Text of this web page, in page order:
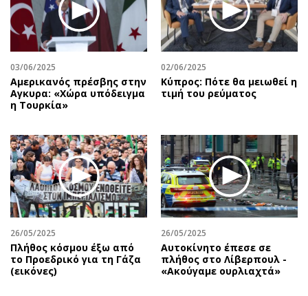
03/06/2025
Αμερικανός πρέσβης στην
Αγκυρα: «Χώρα υπόδειγμα
η Τουρκία»
02/06/2025
Κύπρος: Πότε θα μειωθεί η
τιμή του ρεύματος
26/05/2025
Πλήθος κόσμου έξω από
το Προεδρικό για τη Γάζα
(εικόνες)
26/05/2025
Αυτοκίνητο έπεσε σε
πλήθος στο Λίβερπουλ -
«Ακούγαμε ουρλιαχτά»